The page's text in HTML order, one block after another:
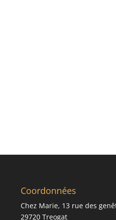
Coordonnées
Chez Marie, 13 rue des
29720 Treogat